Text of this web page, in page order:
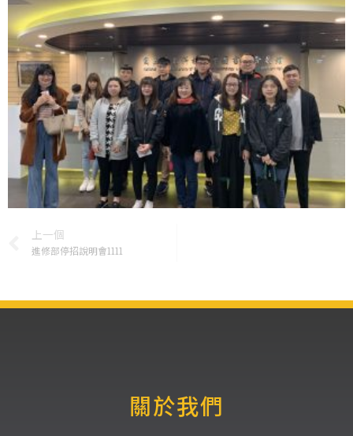
上一個
進修部停招說明會1111
關於我們